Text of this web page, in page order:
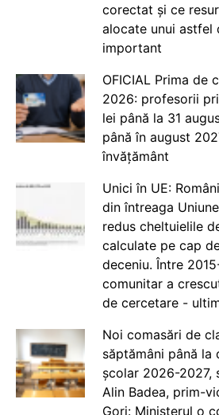
corectat și ce
alocate unui astfel
important
OFICIAL Prima de
2026: profesorii
lei până la 31
până în august
învățământ
Unici în UE:
din întreaga
redus cheltuielile
calculate pe cap
deceniu. Între
comunitar a
de cercetare -
Noi comasări de
săptămâni până la
școlar 2026-2027,
Alin Badea, prim-
Gorj: Ministerul o